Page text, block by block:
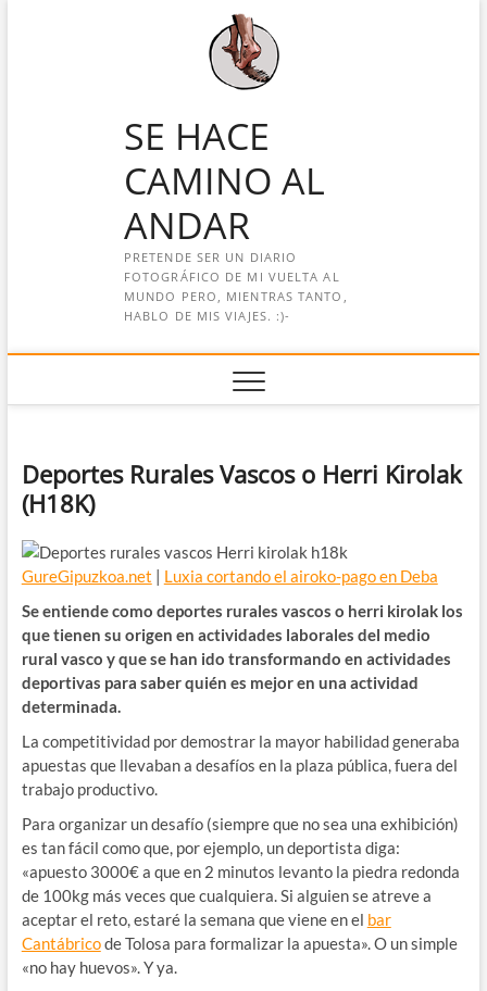
SE HACE
CAMINO AL
ANDAR
PRETENDE SER UN DIARIO
FOTOGRÁFICO DE MI VUELTA AL
MUNDO PERO, MIENTRAS TANTO,
HABLO DE MIS VIAJES. :)-
Deportes Rurales Vascos o Herri Kirolak
(H18K)
GureGipuzkoa.net | Luxia cortando el airoko-pago en Deba
Se entiende como deportes rurales vascos o herri kirolak los
que tienen su origen en actividades laborales del medio
rural vasco y que se han ido transformando en actividades
deportivas para saber quién es mejor en una actividad
determinada.
La competitividad por demostrar la mayor habilidad generaba
apuestas que llevaban a desafíos en la plaza pública, fuera del
trabajo productivo.
Para organizar un desafío (siempre que no sea una exhibición)
es tan fácil como que, por ejemplo, un deportista diga:
«apuesto 3000€ a que en 2 minutos levanto la piedra redonda
de 100kg más veces que cualquiera. Si alguien se atreve a
aceptar el reto, estaré la semana que viene en el bar
Cantábricode Tolosa para formalizar la apuesta». O un simple
«no hay huevos». Y ya.